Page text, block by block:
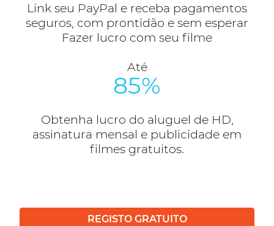
Link seu PayPal e receba pagamentos
seguros, com prontidão e sem esperar
Fazer lucro com seu filme
Até
85%
Obtenha lucro do aluguel de HD,
assinatura mensal e publicidade em
filmes gratuitos.
REGISTO GRATUITO